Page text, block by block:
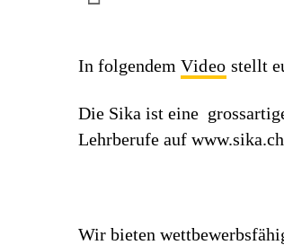
In folgendem Video stellt
Die Sika ist eine
Lehrberufe auf
Wir bieten